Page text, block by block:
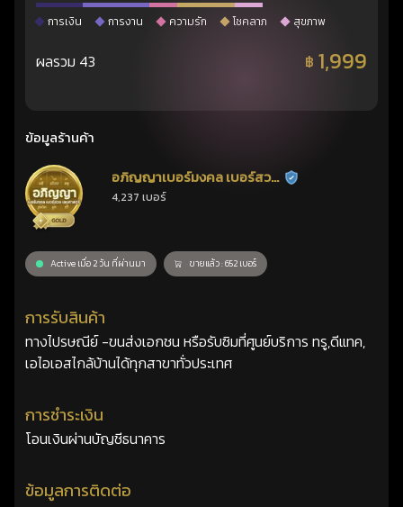
การเงิน การงาน ความรัก โชคลาภ สุขภาพ
ผลรวม 43 ฿ 1,999
ข้อมูลร้านค้า
อภิญญาเบอร์มงคล เบอร์สวย
เลขศาสตร์
ร้านยืนยันแล้ว
4,237 เบอร์
Active เมื่อ 2 วัน ที่ผ่านมา ขายแล้ว : 652 เบอร์
การรับสินค้า
ทางไปรษณีย์ -ขนส่งเอกชน หรือรับซิมที่ศูนย์บริการ ทรู,ดีแทค,
เอไอเอสไกล้บ้านได้ทุกสาขาทั่วประเทศ
การชำระเงิน
โอนเงินผ่านบัญชีธนาคาร
ข้อมูลการติดต่อ